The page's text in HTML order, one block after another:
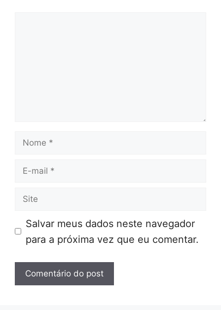
Nome
E-
Site
Salvar meus dados neste navegador
para a próxima vez que eu comentar.